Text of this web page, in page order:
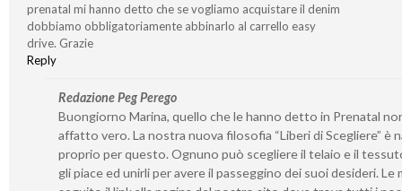
prenatal mi hanno detto che se vogliamo acquistare il denim
dobbiamo obbligatoriamente abbinarlo al carrello easy
drive. Grazie
Reply
Redazione Peg Perego
Buongiorno Marina, quello che le hanno detto in Prenatal
affatto vero. La nostra nuova filosofia “Liberi di Scegliere” è
proprio per questo. Ognuno può scegliere il telaio e il
gli piace ed unirli per avere il passeggino dei suoi desideri. Le